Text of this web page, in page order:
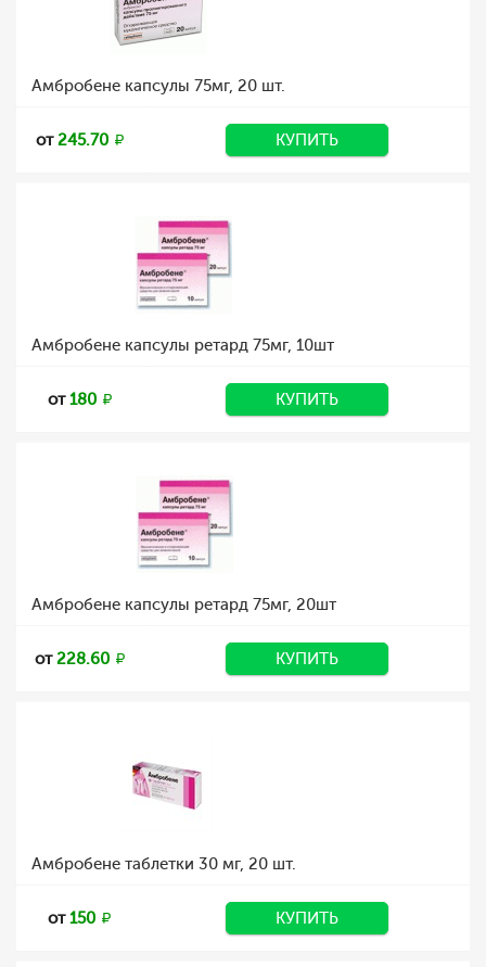
Амбробене капсулы 75мг, 20 шт.
от245.70 КУПИТЬ
Амбробене капсулы ретард 75мг, 10шт
от180 КУПИТЬ
Амбробене капсулы ретард 75мг, 20шт
от228.60 КУПИТЬ
Амбробене таблетки 30 мг, 20 шт.
от150 КУПИТЬ